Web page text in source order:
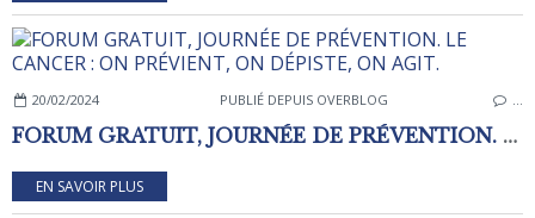
20/02/2024 PUBLIÉ DEPUIS OVERBLOG …
FORUM GRATUIT, JOURNÉE DE PRÉVENTION. LE CANCER : ON PRÉVIENT, ON DÉPISTE, ON AGIT.
EN SAVOIR PLUS